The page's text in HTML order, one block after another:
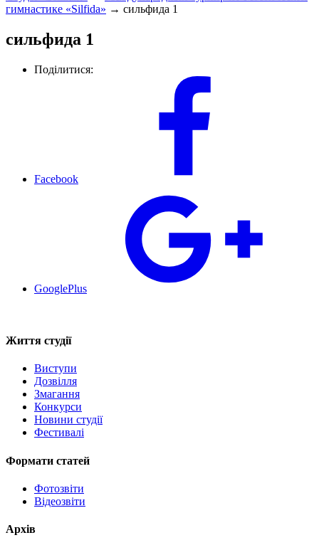
гимнастике «Silfida» → сильфида 1
сильфида 1
Поділитися:
Facebook
GooglePlus
Життя студії
Виступи
Дозвілля
Змагання
Конкурси
Новини студії
Фестивалі
Формати статей
Фотозвіти
Відеозвіти
Архів